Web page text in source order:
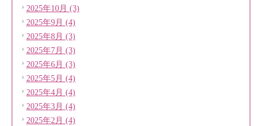
2025年10月 (3)
2025年9月 (4)
2025年8月 (3)
2025年7月 (3)
2025年6月 (3)
2025年5月 (4)
2025年4月 (4)
2025年3月 (4)
2025年2月 (4)